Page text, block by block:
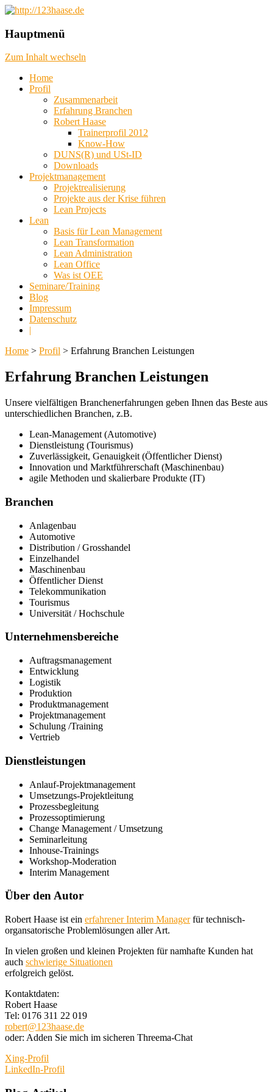
http://123haase.de
planen, das unmögliche denken
Hauptmenü
Zum Inhalt wechseln
Home
Profil
Zusammenarbeit
Erfahrung Branchen
Robert Haase
Trainerprofil 2012
Know-How
DUNS(R) und USt-ID
Downloads
Projektmanagement
Projektrealisierung
Projekte aus der Krise führen
Lean Projects
Lean
Basis für Lean Management
Lean Transformation
Lean Administration
Lean Office
Was ist OEE
Seminare/Training
Blog
Impressum
Datenschutz
|
Home > Profil > Erfahrung Branchen Leistungen
Erfahrung Branchen Leistungen
Unsere vielfältigen Branchenerfahrungen geben Ihnen das Beste aus
unterschiedlichen Branchen, z.B.
Lean-Management (Automotive)
Dienstleistung (Tourismus)
Zuverlässigkeit, Genauigkeit (Öffentlicher Dienst)
Innovation und Marktführerschaft (Maschinenbau)
agile Methoden und skalierbare Produkte (IT)
Branchen
Anlagenbau
Automotive
Distribution / Grosshandel
Einzelhandel
Maschinenbau
Öffentlicher Dienst
Telekommunikation
Tourismus
Universität / Hochschule
Unternehmensbereiche
Auftragsmanagement
Entwicklung
Logistik
Produktion
Produktmanagement
Projektmanagement
Schulung /Training
Vertrieb
Dienstleistungen
Anlauf-Projektmanagement
Umsetzungs-Projektleitung
Prozessbegleitung
Prozessoptimierung
Change Management / Umsetzung
Seminarleitung
Inhouse-Trainings
Workshop-Moderation
Interim Management
Über den Autor
Robert Haase ist ein erfahrener Interim Managerfür technisch-
organsatorische Problemlösungen aller Art.
In vielen großen und kleinen Projekten für namhafte Kunden hat
auch schwierige Situationen
erfolgreich gelöst.
Kontaktdaten:
Robert Haase
Tel: 0176 311 22 019
robert@123haase.de
oder: Adden Sie mich im sicheren Threema-Chat
Xing-Profil
LinkedIn-Profil